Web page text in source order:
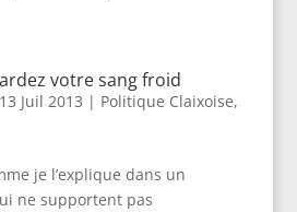
votre sang froid
13 Juil 2013 | Politique Claixoise,
je l’explique dans un
ne supportent pas